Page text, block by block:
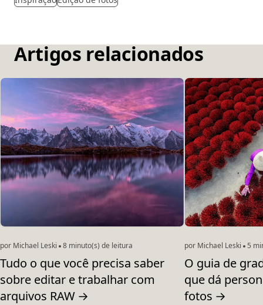
Artigos relacionados
por Michael Leski 8 minuto(s) de leitura
Tudo o que você precisa saber
sobre editar e trabalhar com
arquivos RAW →
por Michael Leski 5
O guia de
que dá
fotos →